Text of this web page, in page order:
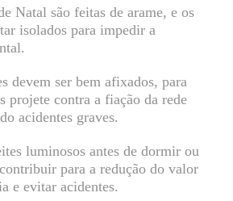
Natal são feitas de arame, e os
isolados para impedir a
devem ser bem afixados, para
projete contra a fiação da rede
acidentes graves.
luminosos antes de dormir ou
para a redução do valor
e evitar acidentes.